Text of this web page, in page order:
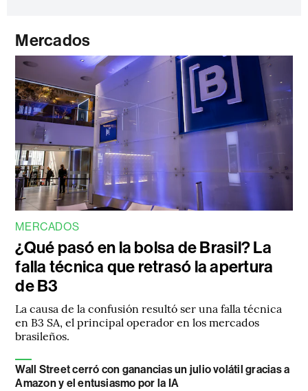
Mercados
MERCADOS
¿Qué pasó en la bolsa de Brasil? La
falla técnica que retrasó la apertura
de B3
La causa de la confusión resultó ser una falla técnica
en B3 SA, el principal operador en los mercados
brasileños.
Wall Street cerró con ganancias un julio volátil gracias a
Amazon y el entusiasmo por la IA